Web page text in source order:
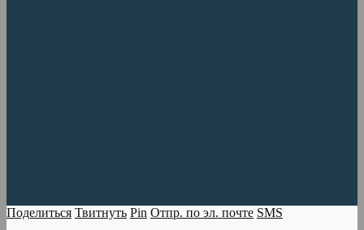
Поделиться Твитнуть Pin Отпр. по эл. почте SMS